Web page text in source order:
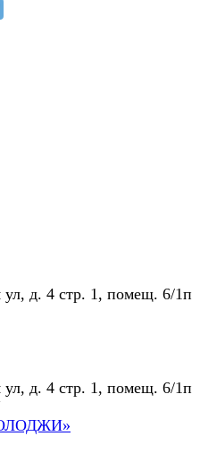
ул, д. 4 стр. 1, помещ. 6/1п
ул, д. 4 стр. 1, помещ. 6/1п